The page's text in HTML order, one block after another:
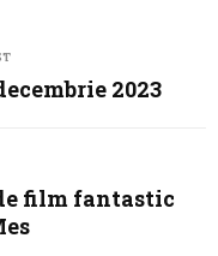
2023
film fantastic